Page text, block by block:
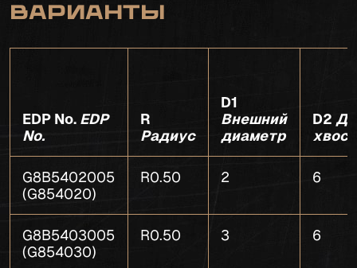
варианты
EDP No. EDP
No.
R
Радиус
D1
Внешний
диаметр
D2
G8B5402005
(G854020)
R0.50 2 6
G8B5403005
(G854030)
R0.50 3 6